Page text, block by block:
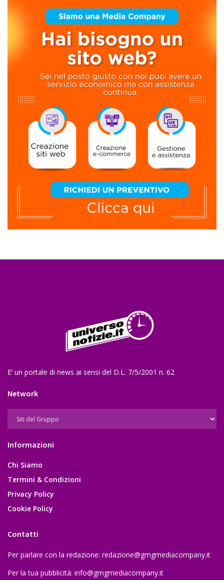
E’ un portale di news ai sensi del D.L. 7/5/2001 n. 62
Network
Informazioni
Chi Siamo
Termini & Condizioni
Privacy Policy
Cookie Policy
Contatti
Per parlare con la redazione: redazione@gmgmediacompany.it
Per la tua pubblicità: info@gmgmediacompany.it